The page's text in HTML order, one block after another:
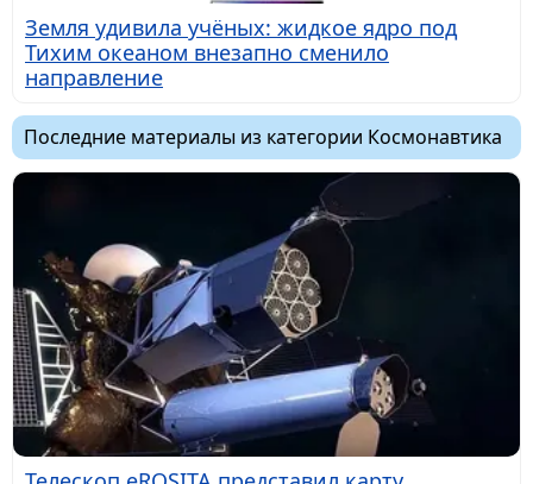
Земля удивила учёных: жидкое ядро под
Тихим океаном внезапно сменило
направление
Последние материалы из категории Космонавтика